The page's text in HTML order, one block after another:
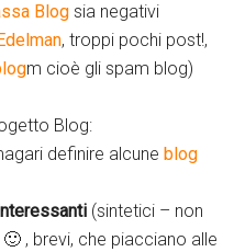
Blog sia negativi
Edelman, troppi pochi post!,
m cioè gli spam blog)
Blog:
definire alcune blog
(sintetici – non
, brevi, che piacciano alle